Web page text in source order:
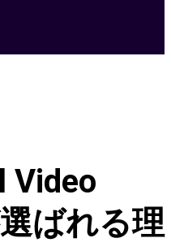
Video
ばれる理